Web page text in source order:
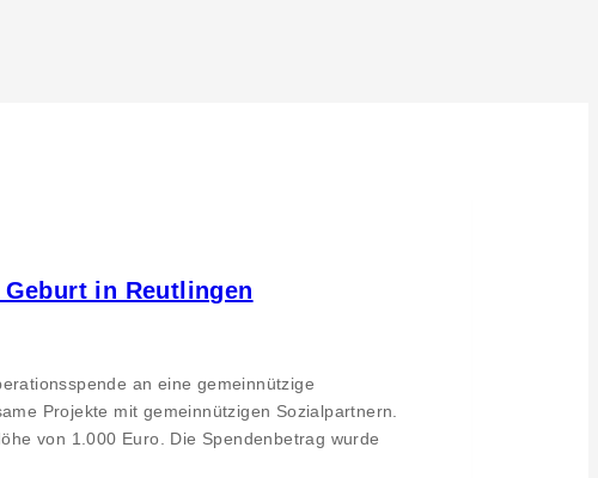
in Reutlingen
an eine gemeinnützige
Projekte mit gemeinnützigen Sozialpartnern.
von 1.000 Euro. Die Spendenbetrag wurde